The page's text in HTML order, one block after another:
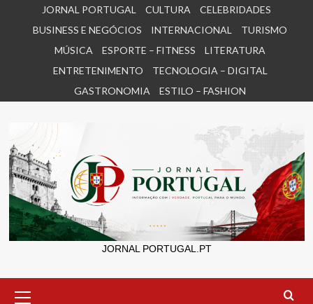
JORNAL PORTUGAL CULTURA
CELEBRIDADES
BUSINESS E NEGÓCIOS
INTERNACIONAL
TURISMO
MÚSICA
ESPORTE – FITNESS
LITERATURA
ENTRETENIMENTO
TECNOLOGIA – DIGITAL
GASTRONOMIA
ESTILO – FASHION
JORNAL PORTUGAL.PT
Menu